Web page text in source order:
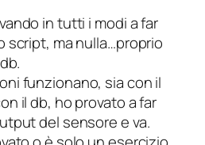
in tutti i modi a far
script, ma nulla…proprio
funzionano, sia con il
il db, ho provato a far
del sensore e va.